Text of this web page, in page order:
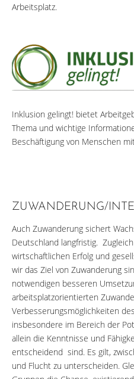
Arbeitsplatz.
Inklusion gelingt! bietet
Thema und wichtige
Beschäftigung von Menschen
ZUWANDERUNG/
Auch Zuwanderung sichert
Deutschland langfristig.
wirtschaftlichen Erfolg und
wir das Ziel von Zuwanderung
notwendigen besseren
arbeitsplatzorientierten
Verbesserungsmöglichkeiten
insbesondere im Bereich der
allein die Kenntnisse und
entscheidend sind. Es gilt,
und Flucht zu unterscheiden.